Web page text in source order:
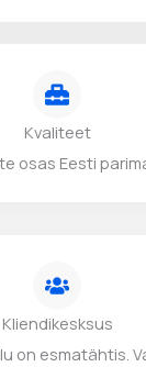
Kvaliteet
osas Eesti
Kliendikesksus
on esmatähtis.